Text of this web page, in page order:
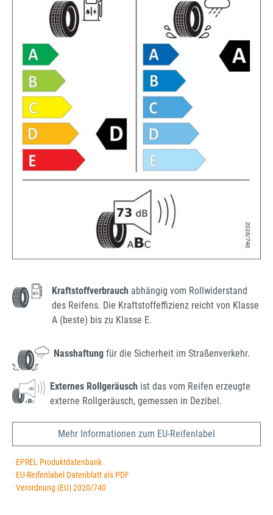
Kraftstoffverbrauch abhängig vom Rollwiderstand
des Reifens. Die Kraftstoffeffizienz reicht von Klasse
A (beste) bis zu Klasse E.
Nasshaftung für die Sicherheit im Straßenverkehr.
Externes Rollgeräusch ist das vom Reifen erzeugte
externe Rollgeräusch, gemessen in Dezibel.
Mehr Informationen zum EU-Reifenlabel
· EPREL Produktdatenbank
· EU-Reifenlabel Datenblatt als PDF
· Verordnung (EU) 2020/740